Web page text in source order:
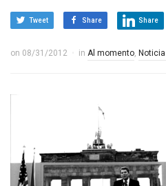
Tweet Share Share
on 08/31/2012 in Al momento,